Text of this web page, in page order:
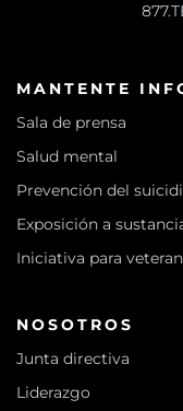
MANTENTE
Sala de prensa
Salud mental
Prevención del
Exposición a
Iniciativa para
NOSOTROS
Junta directiva
Liderazgo